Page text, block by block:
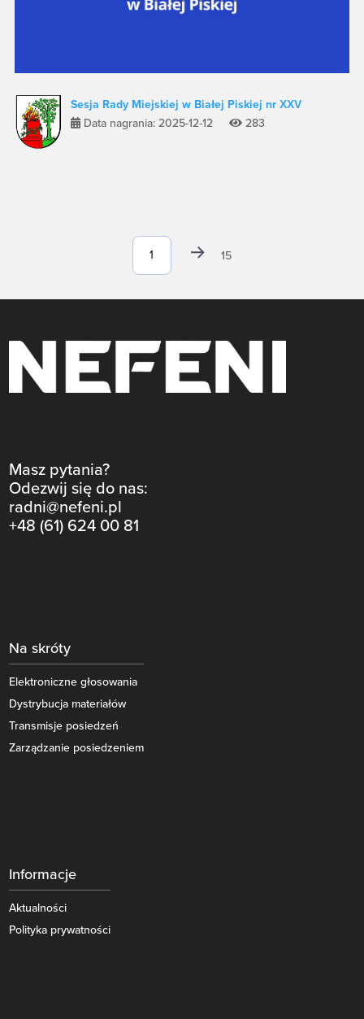
Sesja Rady Miejskiej w Białej Piskiej nr XXV
Data nagrania: 2025-12-12
283
15
Masz pytania?
Odezwij się do nas:
radni@nefeni.pl
+48 (61) 624 00 81
Na skróty
Elektroniczne głosowania
Dystrybucja materiałów
Transmisje posiedzeń
Zarządzanie posiedzeniem
Informacje
Aktualności
Polityka prywatności